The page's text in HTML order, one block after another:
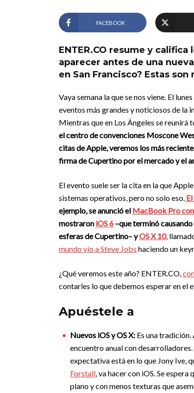
FACEBOOK
ENTER.CO resume y
aparecer antes de una
en San Francisco? Estas
Vaya semana la que se nos viene. El
eventos más grandes y noticiosos de la
Mientras que en Los Ángeles se reunirá
el centro de convenciones Moscone
citas de Apple, veremos los más
firma de Cupertino por el mercado y el
El evento suele ser la cita en la que
sistemas operativos, pero no solo eso.
ejemplo, se anunció el MacBook Pro
mostraron iOS 6 –que terminó
esferas de Cupertino– yOS X 10,
mundo vio a Steve Jobs haciendo un
¿Qué veremos este año? ENTER.CO,
contarles lo que debemos esperar en el
Apuéstele a
Nuevos iOS y OS X: Es una
encuentro anual con desarrolladores.
expectativa está en lo que Jony Ive,
Forstall, va hacer con iOS. Se espera
plano y con menos texturas que